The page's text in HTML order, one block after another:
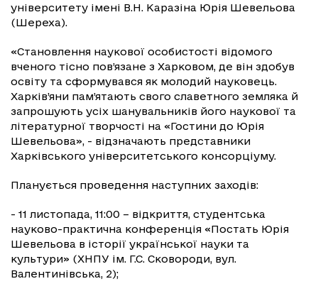
університету імені В.Н. Каразіна Юрія Шевельова
(Шереха).
«Становлення наукової особистості відомого
вченого тісно пов’язане з Харковом, де він здобув
освіту та сформувався як молодий науковець.
Харків’яни пам’ятають свого славетного земляка й
запрошують усіх шанувальників його наукової та
літературної творчості на «Гостини до Юрія
Шевельова», - відзначають представники
Харківського університетського консорціуму.
Планується проведення наступних заходів:
- 11 листопада, 11:00 – відкриття, студентська
науково-практична конференція «Постать Юрія
Шевельова в історії української науки та
культури» (ХНПУ ім. Г.С. Сковороди, вул.
Валентинівська, 2);